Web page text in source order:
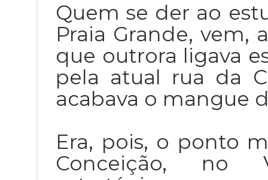
Quem se der ao
Praia Grande, vem,
que outrora ligava
pela atual rua da
acabava o mangue
Era, pois, o ponto
Conceição, no